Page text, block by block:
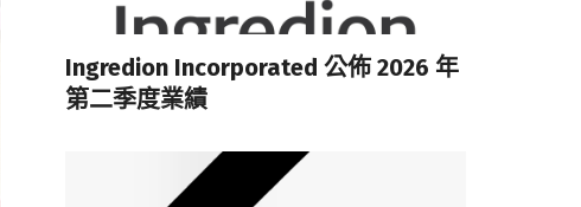
Ingredion Incorporated 公佈 2026 年
第二季度業績